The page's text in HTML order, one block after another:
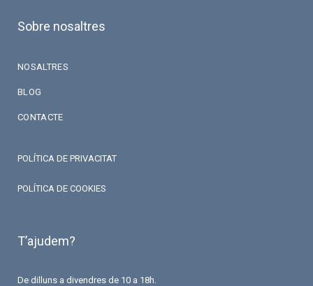
Sobre nosaltres
NOSALTRES
BLOG
CONTACTE
POLÍTICA DE PRIVACITAT
POLÍTICA DE COOKIES
T’ajudem?
De dilluns a divendres de 10 a 18h.